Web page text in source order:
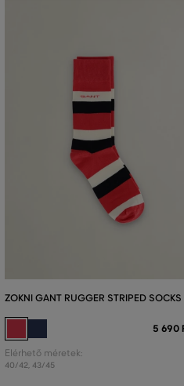
ZOKNI GANT RUGGER STRIPED SOCKS
5 690
Elérhető méretek:
40/42, 43/45